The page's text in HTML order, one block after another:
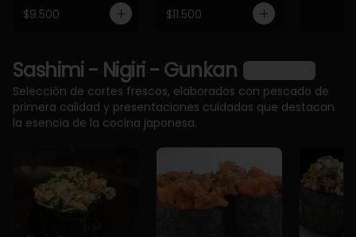
$9.500 $11.500
Sashimi - Nigiri - Gunkan
Selección de cortes frescos, elaborados con pescado de
primera calidad y presentaciones cuidadas que destacan
la esencia de la cocina japonesa.